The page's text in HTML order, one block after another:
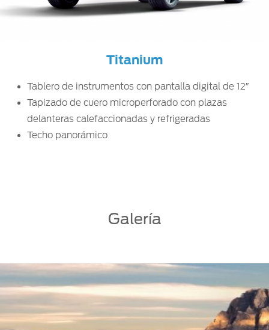
Titanium
Tablero de instrumentos con pantalla digital de 12″
Tapizado de cuero microperforado con plazas
delanteras calefaccionadas y refrigeradas
Techo panorámico
Galería